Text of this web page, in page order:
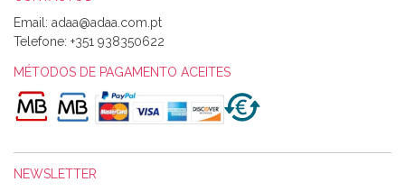
Alexandra Morais
Olá boa Noite. Os meus tecidos chegaram hoje. Muito
obrigada pelo miminho que dá um jeitaço pras minhas linhas
de bordar e não sei o que pões nos tecidos, mas que cheiram
maravilhosamente ... cheiram! :) Muito Obrigada.
Email:
Telefone: +351 938350622
MÉTODOS DE PAGAMENTO ACEITES
NEWSLETTER